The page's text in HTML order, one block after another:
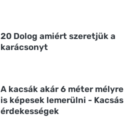
20 Dolog amiért szeretjük a
karácsonyt
A kacsák akár 6 méter mélyre
is képesek lemerülni - Kacsás
érdekességek